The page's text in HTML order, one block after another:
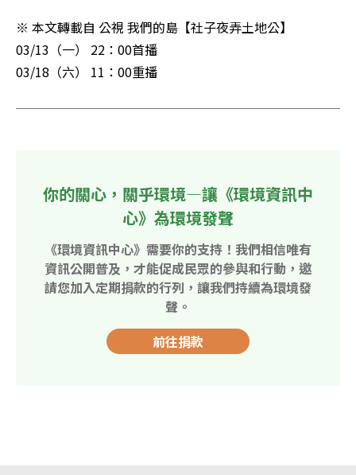
※ 本文轉載自 公視 我們的島【社子夜弄土地公】
03/13（一） 22：00首播
03/18（六） 11：00重播
你的關心，關乎環境—讓《環境資訊中
心》為環境發聲
《環境資訊中心》需要你的支持！我們相信唯有
資訊公開普及，才能促成民眾的參與和行動，邀
請您加入定期捐款的行列，讓我們持續為環境發
聲。
前往捐款